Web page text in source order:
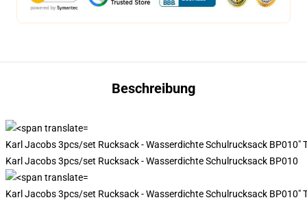
Beschreibung
Karl Jacobs 3pcs/set Rucksack - Wasserdichte Schulrucksack
Karl Jacobs 3pcs/set Rucksack - Wasserdichte Schulrucksack BP010
Karl Jacobs 3pcs/set Rucksack - Wasserdichte Schulrucksack